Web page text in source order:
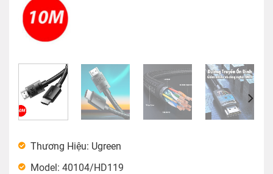
Thương Hiệu: Ugreen
Model: 40104/HD119